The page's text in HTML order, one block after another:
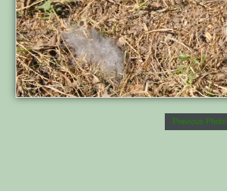
Previous Photo